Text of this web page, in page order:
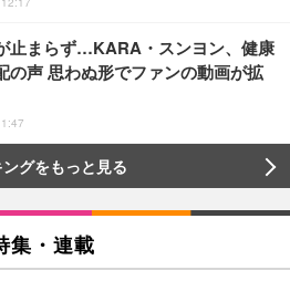
止まらず…KARA・スンヨン、健康
の声 思わぬ形でファンの動画が拡
グをもっと見る
集・連載